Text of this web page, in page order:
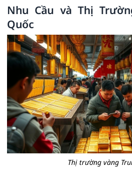
Nhu Cầu và Thị
Quốc
Thị trường vàng